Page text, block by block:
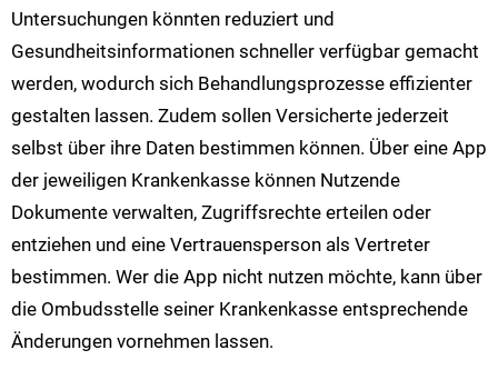
Untersuchungen könnten reduziert und
Gesundheitsinformationen schneller verfügbar gemacht
werden, wodurch sich Behandlungsprozesse effizienter
gestalten lassen. Zudem sollen Versicherte jederzeit
selbst über ihre Daten bestimmen können. Über eine App
der jeweiligen Krankenkasse können Nutzende
Dokumente verwalten, Zugriffsrechte erteilen oder
entziehen und eine Vertrauensperson als Vertreter
bestimmen. Wer die App nicht nutzen möchte, kann über
die Ombudsstelle seiner Krankenkasse entsprechende
Änderungen vornehmen lassen.